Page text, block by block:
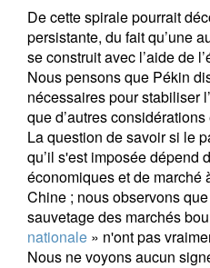
De cette spirale pourrait
persistante, du fait qu’une
se construit avec l’aide de
Nous pensons que Pékin
nécessaires pour stabiliser
que d’autres
La question de savoir si le
qu’il s'est imposée dépend
économiques et de marché
Chine ; nous observons
sauvetage des marchés
nationale » n'ont pas
Nous ne voyons aucun
S'inscrire à la
Email
Civilité
Nom